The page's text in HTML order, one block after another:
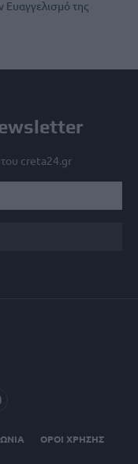
Ευαγγελισμό της
του creta24.gr
ΟΡΟΙ ΧΡΗΣΗΣ